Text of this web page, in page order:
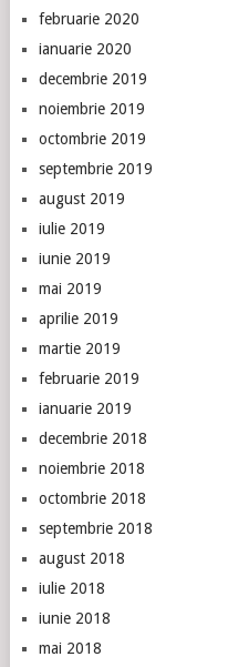
februarie 2020
ianuarie 2020
decembrie 2019
noiembrie 2019
octombrie 2019
septembrie 2019
august 2019
iulie 2019
iunie 2019
mai 2019
aprilie 2019
martie 2019
februarie 2019
ianuarie 2019
decembrie 2018
noiembrie 2018
octombrie 2018
septembrie 2018
august 2018
iulie 2018
iunie 2018
mai 2018